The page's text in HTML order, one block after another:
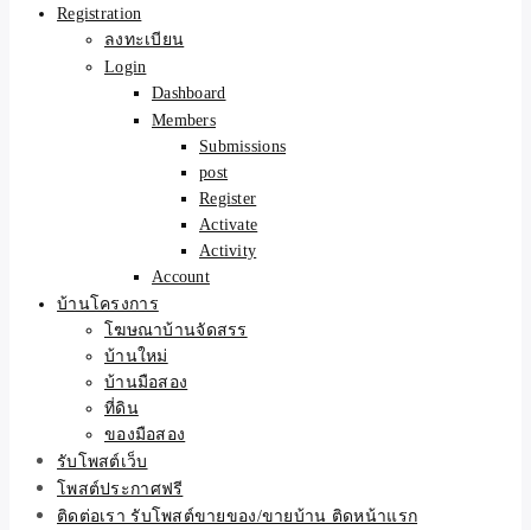
แม่ค้า) บริการโพสต์เว็บ
บอร์ด SEO การันตีงานดี
100% ✨
Registration
ลงทะเบียน
Login
Dashboard
Members
Submissions
post
Register
Activate
Activity
Account
บ้านโครงการ
โฆษณาบ้านจัดสรร
บ้านใหม่
บ้านมือสอง
ที่ดิน
ของมือสอง
รับโพสต์เว็บ
โพสต์ประกาศฟรี
ติดต่อเรา รับโพสต์ขายของ/ขายบ้าน ติดหน้าแรก